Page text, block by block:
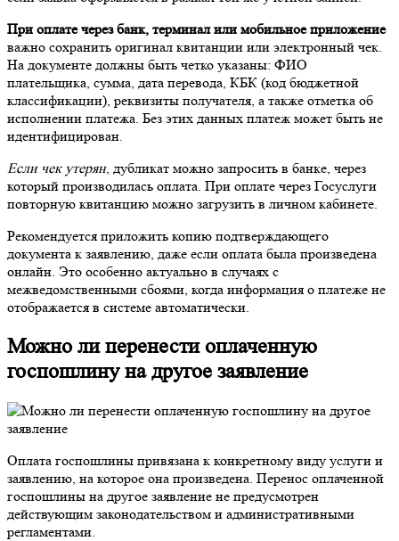
При оплате через банк, терминал или мобильное приложение
важно сохранить оригинал квитанции или электронный чек.
На документе должны быть четко указаны: ФИО
плательщика, сумма, дата перевода, КБК (код бюджетной
классификации), реквизиты получателя, а также отметка об
исполнении платежа. Без этих данных платеж может быть не
идентифицирован.
Если чек утерян, дубликат можно запросить в банке, через
который производилась оплата. При оплате через Госуслуги
повторную квитанцию можно загрузить в личном кабинете.
Рекомендуется приложить копию подтверждающего
документа к заявлению, даже если оплата была произведена
онлайн. Это особенно актуально в случаях с
межведомственными сбоями, когда информация о платеже не
отображается в системе автоматически.
Можно ли перенести оплаченную
госпошлину на другое заявление
Оплата госпошлины привязана к конкретному виду услуги и
заявлению, на которое она произведена. Перенос оплаченной
госпошлины на другое заявление не предусмотрен
действующим законодательством и административными
регламентами.